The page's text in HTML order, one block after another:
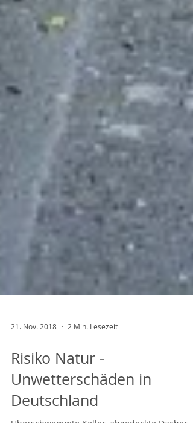
21. Nov. 2018 2 Min. Lesezeit
Risiko Natur -
Unwetterschäden in